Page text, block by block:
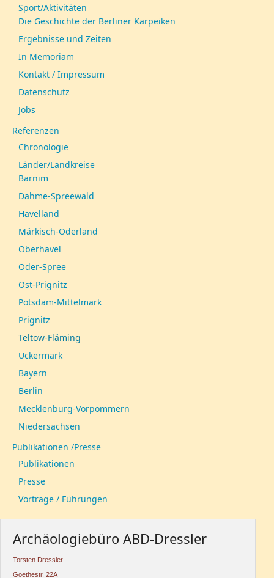
Sport/Aktivitäten
Die Geschichte der Berliner Karpeiken
Ergebnisse und Zeiten
In Memoriam
Kontakt / Impressum
Datenschutz
Jobs
Referenzen
Chronologie
Länder/Landkreise
Barnim
Dahme-Spreewald
Havelland
Märkisch-Oderland
Oberhavel
Oder-Spree
Ost-Prignitz
Potsdam-Mittelmark
Prignitz
Teltow-Fläming
Uckermark
Bayern
Berlin
Mecklenburg-Vorpommern
Niedersachsen
Publikationen /Presse
Publikationen
Presse
Vorträge / Führungen
Archäologiebüro ABD-Dressler
Torsten Dressler
Goethestr. 22A